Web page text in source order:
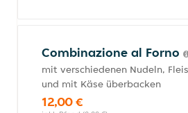
Combinazione al Forno
mit verschiedenen Nudeln,
und mit Käse überbacken
12,00 €